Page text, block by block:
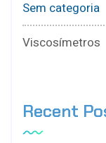
Sem categoria
Viscosímetros
Recent